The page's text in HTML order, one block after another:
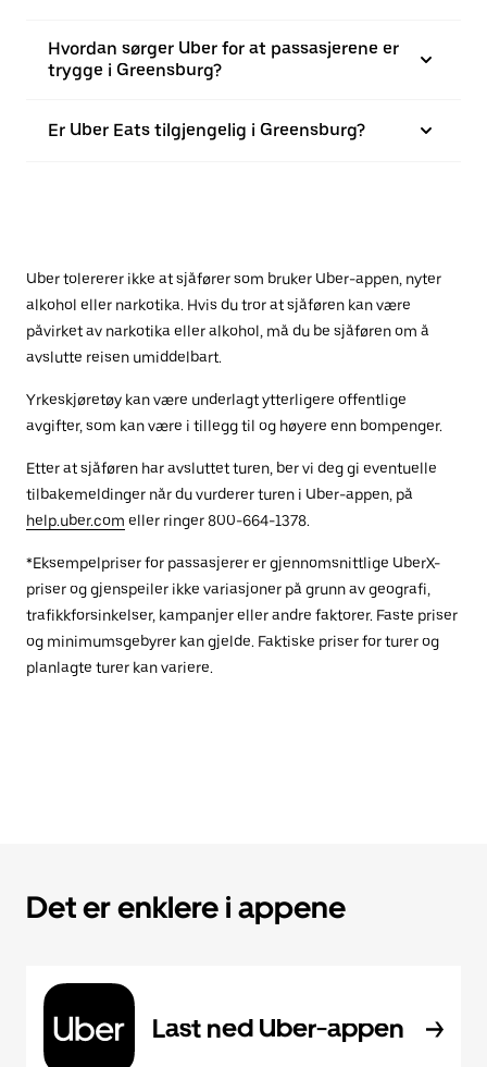
Hvordan sørger Uber for at passasjerene er
trygge i Greensburg?
Er Uber Eats tilgjengelig i Greensburg?
Uber tolererer ikke at sjåfører som bruker Uber-appen, nyter
alkohol eller narkotika. Hvis du tror at sjåføren kan være
påvirket av narkotika eller alkohol, må du be sjåføren om å
avslutte reisen umiddelbart.
Yrkeskjøretøy kan være underlagt ytterligere offentlige
avgifter, som kan være i tillegg til og høyere enn bompenger.
Etter at sjåføren har avsluttet turen, ber vi deg gi eventuelle
tilbakemeldinger når du vurderer turen i Uber-appen, på
help.uber.com eller ringer 800-664-1378.
*Eksempelpriser for passasjerer er gjennomsnittlige UberX-
priser og gjenspeiler ikke variasjoner på grunn av geografi,
trafikkforsinkelser, kampanjer eller andre faktorer. Faste priser
og minimumsgebyrer kan gjelde. Faktiske priser for turer og
planlagte turer kan variere.
Det er enklere i appene
Last ned Uber-appen